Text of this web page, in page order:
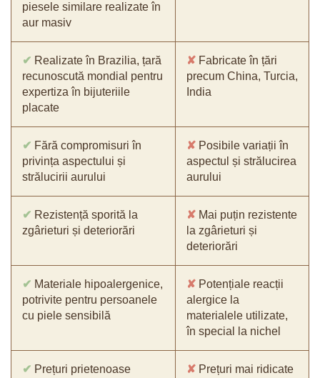
piesele similare realizate în
aur masiv
✔ Realizate în Brazilia, țară
recunoscută mondial pentru
expertiza în bijuteriile
placate
✘ Fabricate în țări
precum China, Turcia,
India
✔ Fără compromisuri în
privința aspectului și
strălucirii aurului
✘ Posibile variații în
aspectul și strălucirea
aurului
✔ Rezistență sporită la
zgârieturi și deteriorări
✘ Mai puțin rezistente
la zgârieturi și
deteriorări
✔ Materiale hipoalergenice,
potrivite pentru persoanele
cu piele sensibilă
✘ Potențiale reacții
alergice la
materialele utilizate,
în special la nichel
✔ Prețuri prietenoase
✘ Prețuri mai ridicate